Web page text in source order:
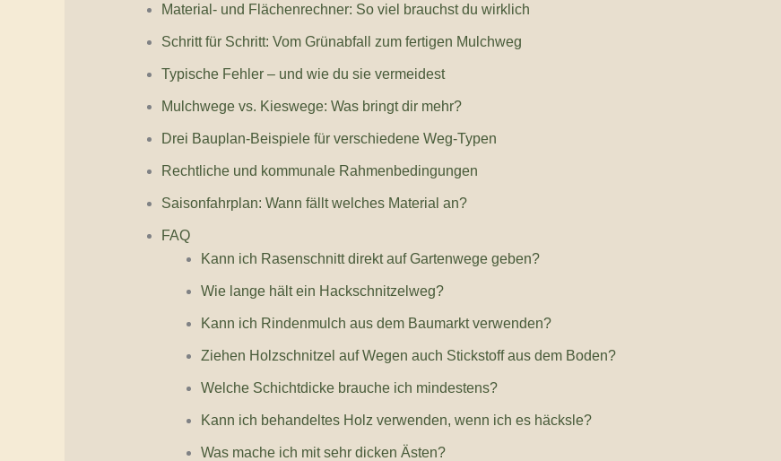
Material- und Flächenrechner: So viel brauchst du wirklich
Schritt für Schritt: Vom Grünabfall zum fertigen Mulchweg
Typische Fehler – und wie du sie vermeidest
Mulchwege vs. Kieswege: Was bringt dir mehr?
Drei Bauplan-Beispiele für verschiedene Weg-Typen
Rechtliche und kommunale Rahmenbedingungen
Saisonfahrplan: Wann fällt welches Material an?
FAQ
Kann ich Rasenschnitt direkt auf Gartenwege geben?
Wie lange hält ein Hackschnitzelweg?
Kann ich Rindenmulch aus dem Baumarkt verwenden?
Ziehen Holzschnitzel auf Wegen auch Stickstoff aus dem Boden?
Welche Schichtdicke brauche ich mindestens?
Kann ich behandeltes Holz verwenden, wenn ich es häcksle?
Was mache ich mit sehr dicken Ästen?